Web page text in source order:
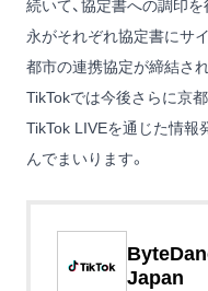
続いて、協定書への調印
永がそれぞれ協定書にサ
都市の連携協定が締結され
TikTokでは今後さらに京
TikTok LIVEを通じた情報
んでまいります。
Japan